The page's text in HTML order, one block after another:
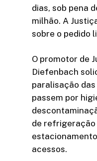
dias, sob pena
milhão. A
sobre o pedido
O promotor de
Diefenbach
paralisação
passem por
de refrigeração
acessos.